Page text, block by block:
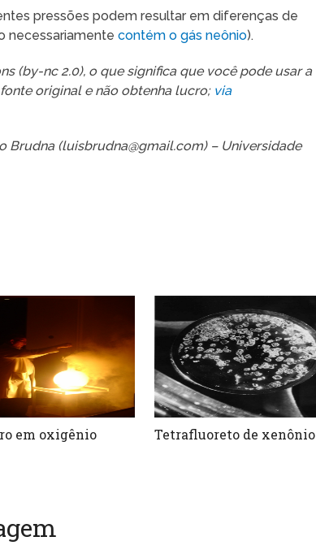
pressões podem resultar em diferenças de
necessariamente contém o gás neônio).
(by-nc 2.0), o que significa que você pode usar a
original e não obtenha lucro; via
Brudna (luisbrudna@gmail.com) – Universidade
em oxigênio Tetrafluoreto de xenônio